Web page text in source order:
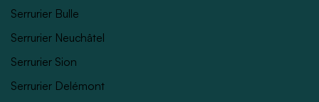
Serrurier Bulle
Serrurier Neuchâtel
Serrurier Sion
Serrurier Delémont